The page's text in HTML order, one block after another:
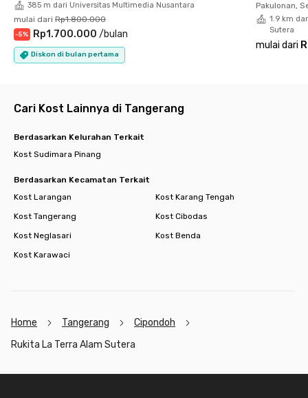
- Binus University 0.85 km
- Universitas Bunda Mulia 0.85 km
- Sekolah Santa Laurensia 3 km
Pusat Perbelanjaan
- Mall@Alam Sutera 1.8 km
Rumah Sakit
Pusat Kuliner
- Flavor Bliss 3.7 km
Masjid/Gereja/Vihara
- Gereja Katolik St. Laurensius 2.6 km
- Vihara Siripada 6 km
Minimarket
- Alfamart 34 m
385 m dari Universitas Multimedia Nusantara
mulai dari Rp1.800.000
-5% Rp1.700.000 /bulan
Diskon di bulan pertama
Pakulonan,
1.9 km
Sutera
mulai dari
Cari Kost Lainnya di Tangerang
Berdasarkan Kelurahan Terkait
Kost Sudimara Pinang
Berdasarkan Kecamatan Terkait
Kost Larangan
Kost Karang Tengah
Kost Tangerang
Kost Cibodas
Kost Neglasari
Kost Benda
Kost Karawaci
Home Tangerang
Cipondoh
Rukita La Terra Alam Sutera